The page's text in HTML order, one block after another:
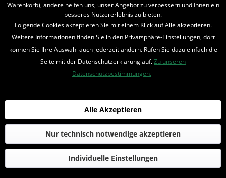
Bestellung widerrufen
* Alle Preise inkl. MwSt. und zzgl. Bearbeitungspauschale
© 2016-2022 Romantruhe - Buchversand, Joachim Otto
die profilschmiede - Internetagentur
Warenkorb), andere helfen uns, unser Angebot zu verbessern und Ihnen ein
besseres Nutzererlebnis zu bieten.
Folgende Cookies akzeptieren Sie mit einem Klick auf Alle akzeptieren.
Weitere Informationen finden Sie in den Privatsphäre-Einstellungen, dort
können Sie Ihre Auswahl auch jederzeit ändern. Rufen Sie dazu einfach die
Seite mit der Datenschutzerklärung auf.Zu unseren
Datenschutzbestimmungen.
Individuelle Einstellungen
Nur technisch notwendige akzeptieren
Alle Akzeptieren